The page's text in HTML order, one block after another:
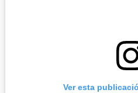
Ver esta